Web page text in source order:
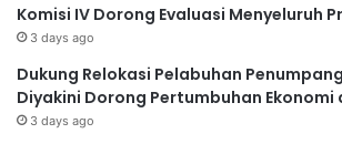
Komisi IV Dorong Evaluasi Menyeluruh
3 days ago
Dukung Relokasi Pelabuhan
Diyakini Dorong Pertumbuhan Ekonomi
3 days ago